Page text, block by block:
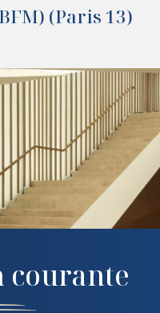
(Paris 13)
courante